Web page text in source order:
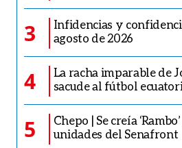
3
Infidencias y
agosto de 2026
4
La racha imparable de
sacude al fútbol
5
Chepo | Se creía
unidades del Senafront